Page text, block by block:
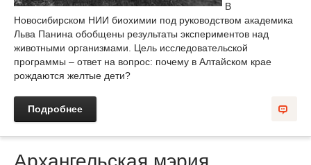
В
Новосибирском НИИ биохимии под руководством академика
Льва Панина обобщены результаты экспериментов над
животными организмами. Цель исследовательской
программы – ответ на вопрос: почему в Алтайском крае
рождаются желтые дети?
Подробнее